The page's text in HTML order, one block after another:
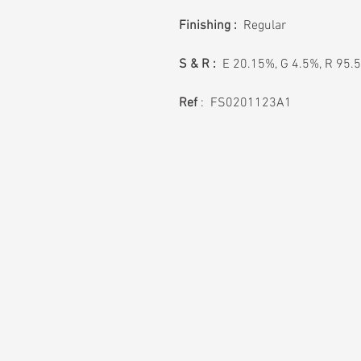
Finishing : Regular
S & R : E 20.15%, G 4.5%, R
Ref : FS0201123A1